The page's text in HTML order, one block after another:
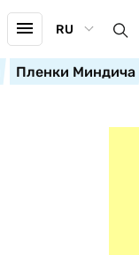
RU
Пленки Миндича